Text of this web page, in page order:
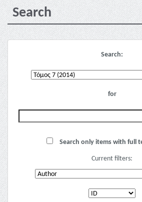
Search
Search:
for
Search only items with full
Current filters: